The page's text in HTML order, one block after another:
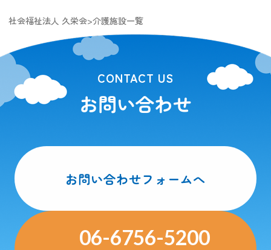
社会福祉法人 久栄会>介護施設一覧
CONTACT US
お問い合わせ
お問い合わせフォームへ
06-6756-5200